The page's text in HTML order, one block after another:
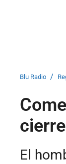
Blu Radio /
El